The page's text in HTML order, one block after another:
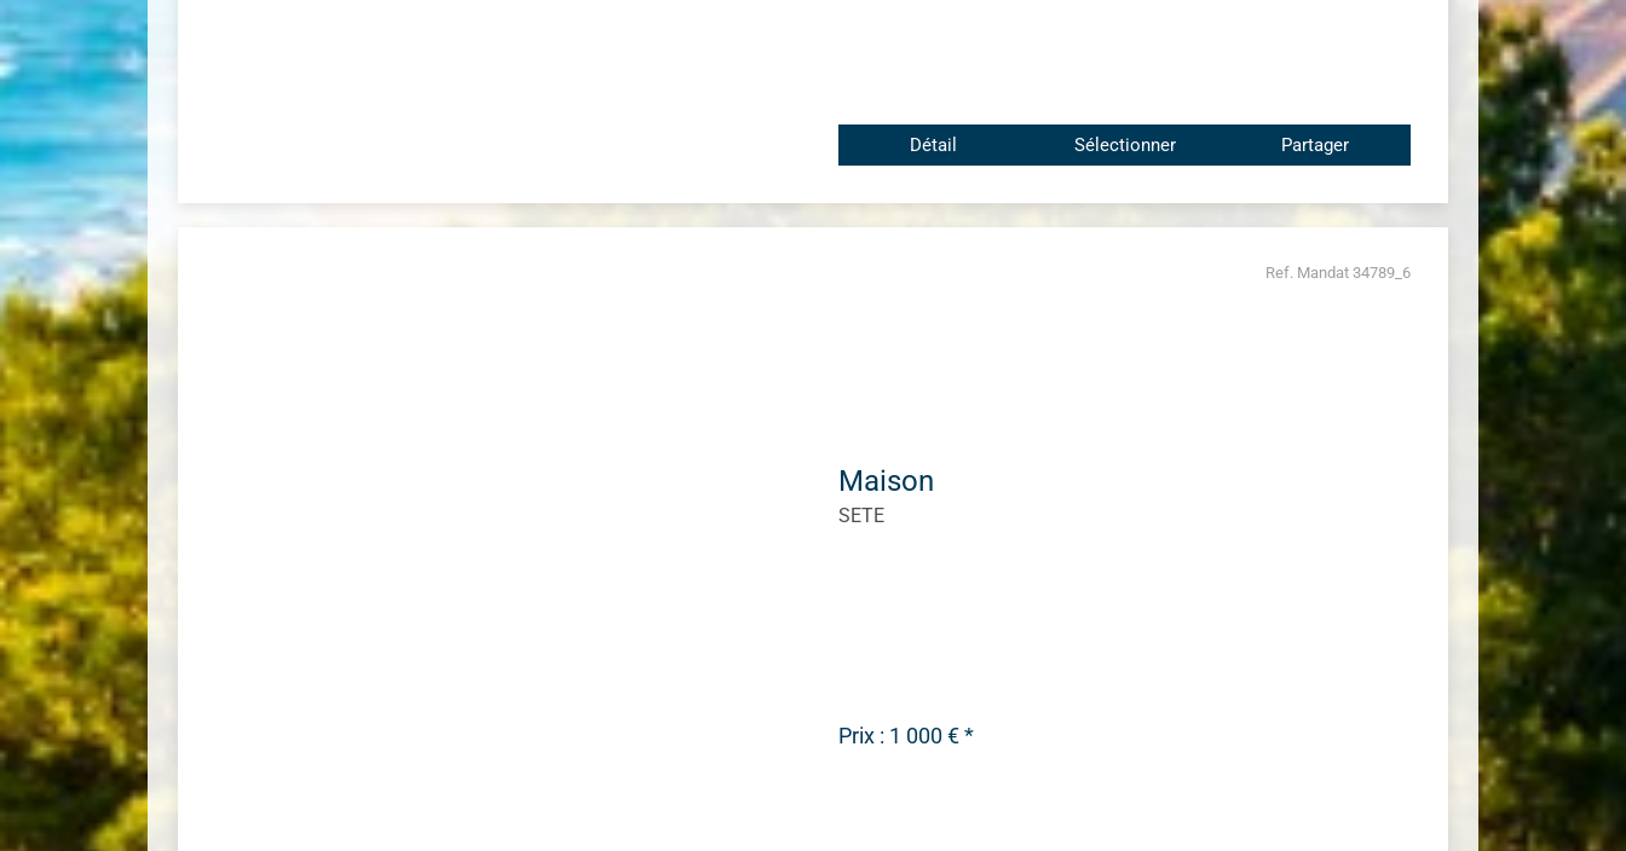
Détail Sélectionner Partager
Ref. Mandat 34789_6
Maison
SETE
Prix : 1 000 € *